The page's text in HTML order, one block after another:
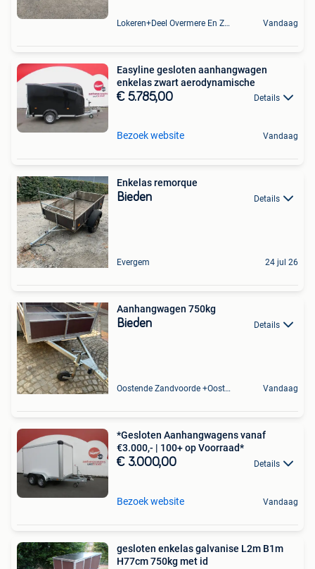
Lokeren+Deel Overmere En Zele Vandaag
Easyline gesloten aanhangwagen
enkelas zwart aerodynamische
€ 5.785,00 Details
Bezoek website Vandaag
Enkelas remorque
Bieden Details
Evergem 24 jul 26
Aanhangwagen 750kg
Bieden Details
Oostende Zandvoorde +Oostende Vandaag
*Gesloten Aanhangwagens vanaf
€3.000,- | 100+ op Voorraad*
€ 3.000,00 Details
Bezoek website Vandaag
gesloten enkelas galvanise L2m B1m
H77cm 750kg met id